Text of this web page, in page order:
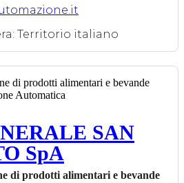
Territorio italiano
SAN
SpA
di prodotti alimentari e bevande